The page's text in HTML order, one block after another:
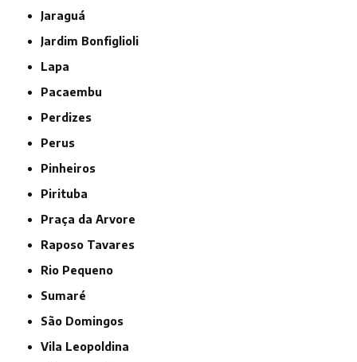
Jaraguá
Jardim Bonfiglioli
Lapa
Pacaembu
Perdizes
Perus
Pinheiros
Pirituba
Praça da Arvore
Raposo Tavares
Rio Pequeno
Sumaré
São Domingos
Vila Leopoldina